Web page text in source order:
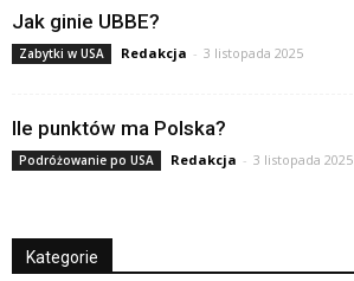
Jak ginie UBBE?
Zabytki w USA Redakcja - 3 listopada 2025
Ile punktów ma Polska?
Podróżowanie po USA Redakcja - 3 listopada 2025
Kategorie